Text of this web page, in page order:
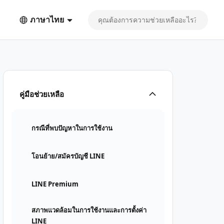
ภาษาไทย
คู่มือช่วยเหลือ
กรณีที่พบปัญหาในการใช้งาน
โอนย้าย/สมัครบัญชี LINE
LINE Premium
สภาพแวดล้อมในการใช้งานและการตั้งค่า
LINE